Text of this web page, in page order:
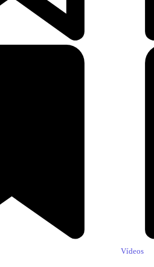
Vídeos